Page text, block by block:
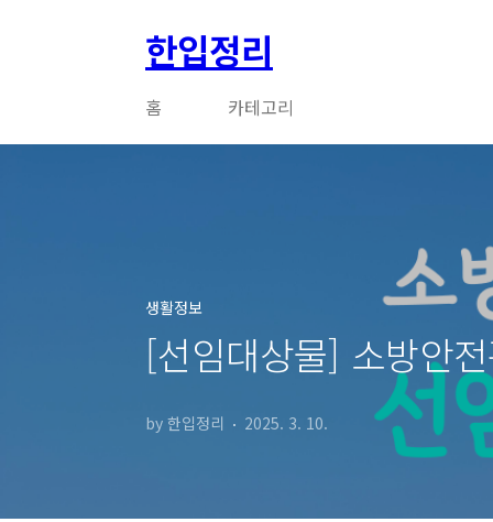
한입정리
홈 카테고리
생활정보
[선임대상물] 소방안
by 한입정리 2025. 3. 10.